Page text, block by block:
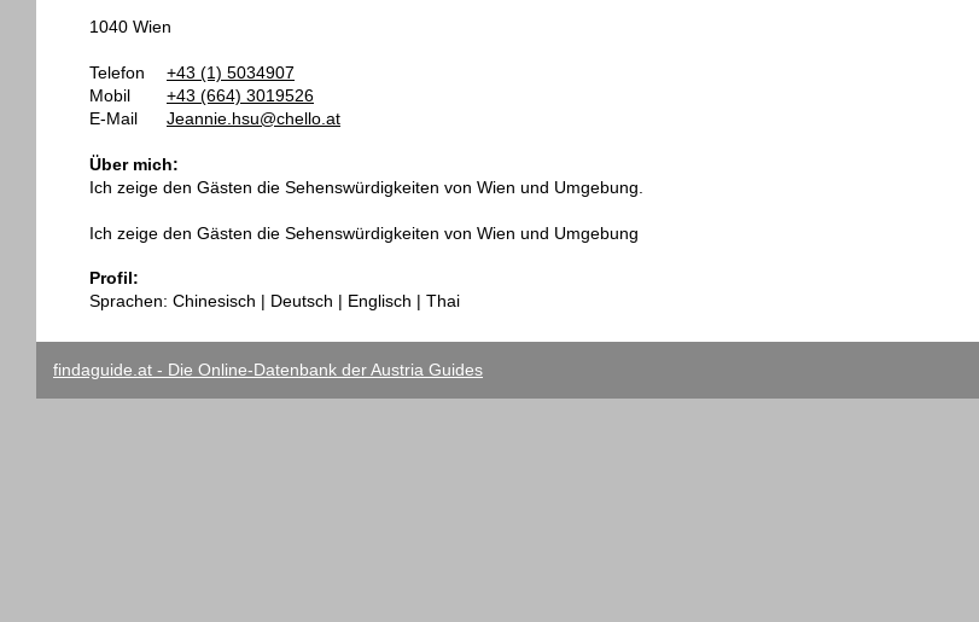
1040 Wien
Telefon
+43 (1) 5034907
Mobil
+43 (664) 3019526
E-Mail
Jeannie.hsu@chello.at
Über mich:
Ich zeige den Gästen die Sehenswürdigkeiten von Wien und Umgebung.
Ich zeige den Gästen die Sehenswürdigkeiten von Wien und Umgebung
Profil:
Sprachen: Chinesisch | Deutsch | Englisch | Thai
findaguide.at - Die Online-Datenbank der Austria Guides